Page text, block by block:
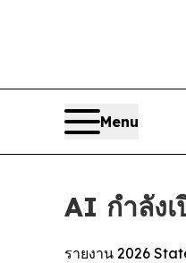
Menu
AI กำลัง
รายงาน 2026